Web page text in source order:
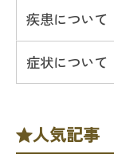
疾患について
症状について
人気記事